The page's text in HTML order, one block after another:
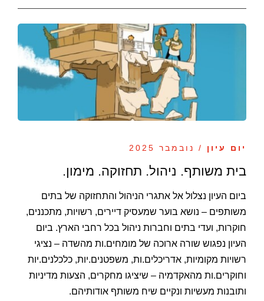
יום עיון / נובמבר 2025
בית משותף. ניהול. תחזוקה. מימון.
ביום העיון נצלול אל אתגרי הניהול והתחזוקה של בתים
משותפים – נושא בוער שמעסיק דיירים, רשויות, מתכננים,
חוקרות, ועדי בתים וחברות ניהול בכל רחבי הארץ. ביום
העיון נפגוש שורה ארוכה של מומחים.ות מהשדה – נציגי
רשויות מקומיות, אדריכלים.ות, משפטנים.יות, כלכלנים.יות
וחוקרים.ות מהאקדמיה – שיציגו מחקרים, הצעות מדיניות
ותובנות מעשיות ונקיים שיח משותף אודותיהם.